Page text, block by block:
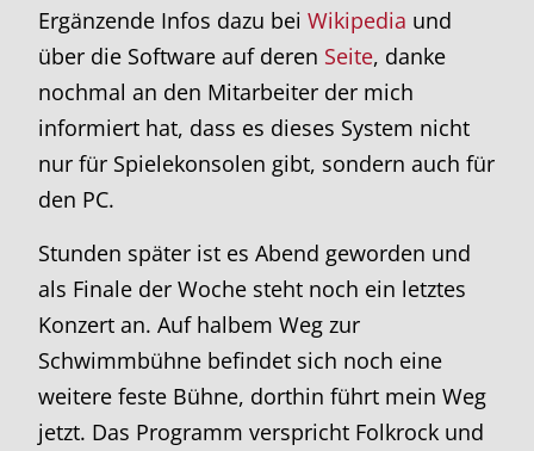
Ergänzende Infos dazu bei Wikipedia und
über die Software auf deren Seite, danke
nochmal an den Mitarbeiter der mich
informiert hat, dass es dieses System nicht
nur für Spielekonsolen gibt, sondern auch für
den PC.
Stunden später ist es Abend geworden und
als Finale der Woche steht noch ein letztes
Konzert an. Auf halbem Weg zur
Schwimmbühne befindet sich noch eine
weitere feste Bühne, dorthin führt mein Weg
jetzt. Das Programm verspricht Folkrock und